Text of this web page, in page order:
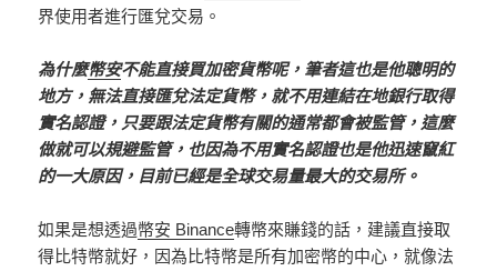
界使用者進行匯兌交易。
為什麼幣安不能直接買加密貨幣呢，筆者這也是他聰明的
地方，無法直接匯兌法定貨幣，就不用連結在地銀行取得
實名認證，只要跟法定貨幣有關的通常都會被監管，這麼
做就可以規避監管，也因為不用實名認證也是他迅速竄紅
的一大原因，目前已經是全球交易量最大的交易所。
如果是想透過幣安 Binance轉幣來賺錢的話，建議直接取
得比特幣就好，因為比特幣是所有加密幣的中心，就像法